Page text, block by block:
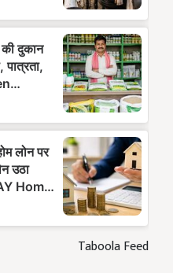
Taboola Feed